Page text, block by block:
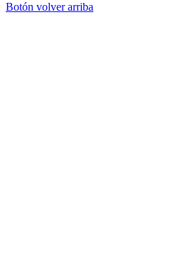
Botón volver arriba